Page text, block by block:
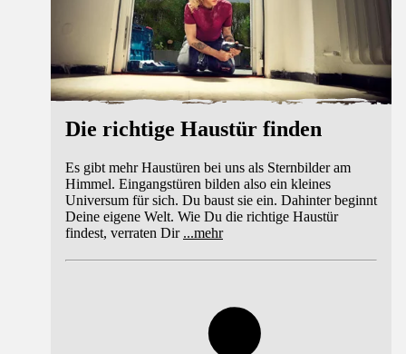
Die richtige Haustür finden
Es gibt mehr Haustüren bei uns als Sternbilder am
Himmel. Eingangstüren bilden also ein kleines
Universum für sich. Du baust sie ein. Dahinter beginnt
Deine eigene Welt. Wie Du die richtige Haustür
findest, verraten Dir ...mehr